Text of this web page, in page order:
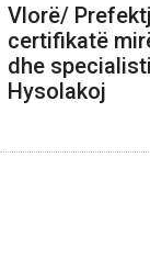
Vlorë/
certifikatë
dhe
Hysolakoj